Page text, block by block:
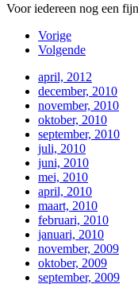
Voor iedereen nog een
Vorige
Volgende
april, 2012
december, 2010
november, 2010
oktober, 2010
september, 2010
juli, 2010
juni, 2010
mei, 2010
april, 2010
maart, 2010
februari, 2010
januari, 2010
november, 2009
oktober, 2009
september, 2009